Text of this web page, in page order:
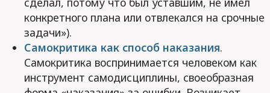
конкретного плана или отвлекался на срочные
задачи»).
Самокритика как способ наказания.
Самокритика воспринимается человеком как
инструмент самодисциплины, своеобразная